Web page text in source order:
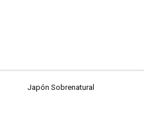
Japón Sobrenatural